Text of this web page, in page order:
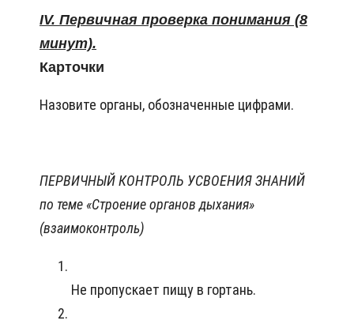
IV. Первичная проверка понимания (8
минут).
Карточки
Назовите органы, обозначенные цифрами.
ПЕРВИЧНЫЙ КОНТРОЛЬ УСВОЕНИЯ ЗНАНИЙ
по теме «Строение органов дыхания»
(взаимоконтроль)
Не пропускает пищу в гортань.